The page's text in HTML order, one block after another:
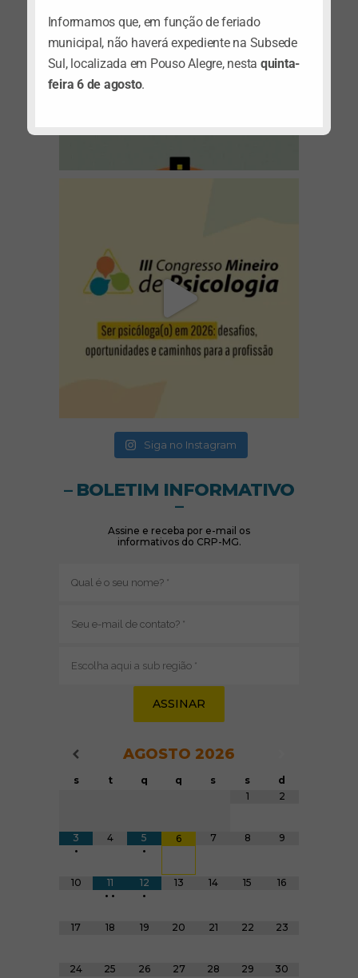
Siga no Instagram
– BOLETIM INFORMATIVO
–
Assine e receba por e-mail os
informativos do CRP-MG.
mail
região
Navegação do Calendário
AGOSTO 2026
s t q q s s
d
1
2
3
•
4
5
•
6 7 8 9
10
11
• •
12
•
13 14 15 16
17 18 19 20 21 22 23
24 25 26 27 28 29 30
Informamos que, em função de feriado
municipal, não haverá expediente na Subsede
Sul, localizada em Pouso Alegre, nesta quinta-
feira 6 de agosto.